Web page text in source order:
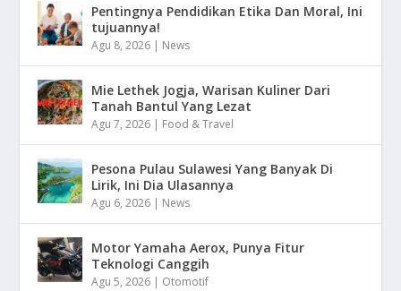
Pentingnya Pendidikan Etika Dan Moral, Ini
tujuannya!
Agu 8, 2026 | News
Mie Lethek Jogja, Warisan Kuliner Dari
Tanah Bantul Yang Lezat
Agu 7, 2026 | Food & Travel
Pesona Pulau Sulawesi Yang Banyak Di
Lirik, Ini Dia Ulasannya
Agu 6, 2026 | News
Motor Yamaha Aerox, Punya Fitur
Teknologi Canggih
Agu 5, 2026 | Otomotif